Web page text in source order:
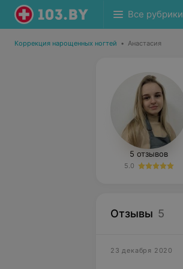
Все рубрики
Коррекция нарощенных ногтей • Анастасия
5 отзывов
5.0
Отзывы 5
23 декабря 2020